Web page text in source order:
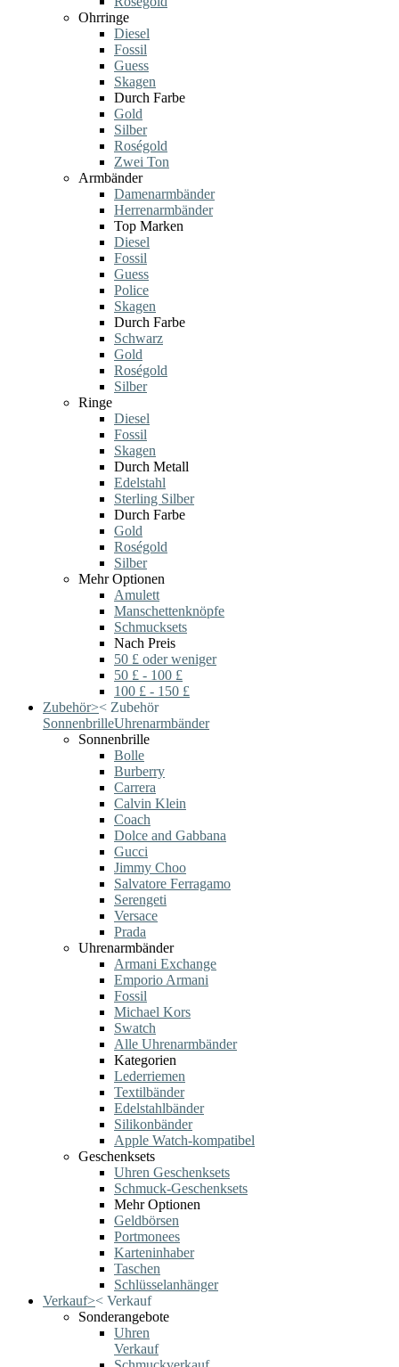
Ohrringe
Diesel
Fossil
Guess
Skagen
Durch Farbe
Gold
Silber
Roségold
Zwei Ton
Armbänder
Damenarmbänder
Herrenarmbänder
Top Marken
Diesel
Fossil
Guess
Police
Skagen
Durch Farbe
Schwarz
Gold
Roségold
Silber
Ringe
Diesel
Fossil
Skagen
Durch Metall
Edelstahl
Sterling Silber
Durch Farbe
Gold
Roségold
Silber
Mehr Optionen
Amulett
Manschettenknöpfe
Schmucksets
Nach Preis
50 £ oder weniger
50 £ - 100 £
100 £ - 150 £
Zubehör>< Zubehör
SonnenbrilleUhrenarmbänder
Sonnenbrille
Bolle
Burberry
Carrera
Calvin Klein
Coach
Dolce and Gabbana
Gucci
Jimmy Choo
Salvatore Ferragamo
Serengeti
Versace
Prada
Uhrenarmbänder
Armani Exchange
Emporio Armani
Fossil
Michael Kors
Swatch
Alle Uhrenarmbänder
Kategorien
Lederriemen
Textilbänder
Edelstahlbänder
Silikonbänder
Apple Watch-kompatibel
Geschenksets
Uhren Geschenksets
Schmuck-Geschenksets
Mehr Optionen
Geldbörsen
Portmonees
Karteninhaber
Taschen
Schlüsselanhänger
Verkauf>< Verkauf
Sonderangebote
Uhren
Verkauf